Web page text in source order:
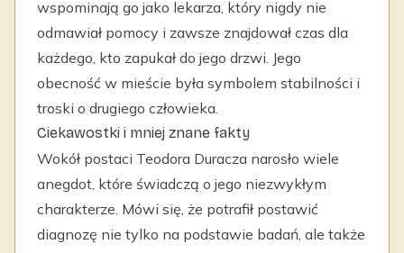
wspominają go jako lekarza, który nigdy nie
odmawiał pomocy i zawsze znajdował czas dla
każdego, kto zapukał do jego drzwi. Jego
obecność w mieście była symbolem stabilności i
troski o drugiego człowieka.
Ciekawostki i mniej znane fakty
Wokół postaci Teodora Duracza narosło wiele
anegdot, które świadczą o jego niezwykłym
charakterze. Mówi się, że potrafił postawić
diagnozę nie tylko na podstawie badań, ale także